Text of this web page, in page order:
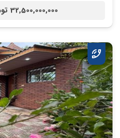
32,500,000,000 تومان /